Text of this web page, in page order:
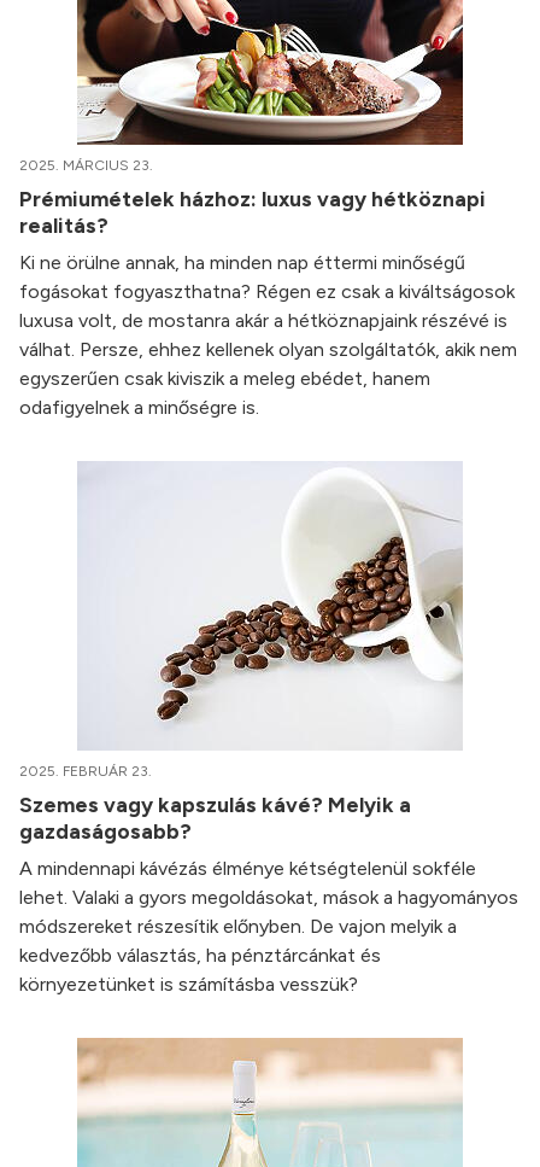
2025. MÁRCIUS 23.
Prémiumételek házhoz: luxus vagy hétköznapi
realitás?
Ki ne örülne annak, ha minden nap éttermi minőségű
fogásokat fogyaszthatna? Régen ez csak a kiváltságosok
luxusa volt, de mostanra akár a hétköznapjaink részévé is
válhat. Persze, ehhez kellenek olyan szolgáltatók, akik nem
egyszerűen csak kiviszik a meleg ebédet, hanem
odafigyelnek a minőségre is.
2025. FEBRUÁR 23.
Szemes vagy kapszulás kávé? Melyik a
gazdaságosabb?
A mindennapi kávézás élménye kétségtelenül sokféle
lehet. Valaki a gyors megoldásokat, mások a hagyományos
módszereket részesítik előnyben. De vajon melyik a
kedvezőbb választás, ha pénztárcánkat és
környezetünket is számításba vesszük?